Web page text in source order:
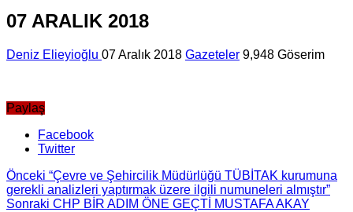
07 ARALIK 2018
Deniz Elieyioğlu 07 Aralık 2018 Gazeteler 9,948 Göserim
Paylaş
Facebook
Twitter
Önceki “Çevre ve Şehircilik Müdürlüğü TÜBİTAK kurumuna
gerekli analizleri yaptırmak üzere ilgili numuneleri almıştır”
Sonraki CHP BİR ADIM ÖNE GEÇTİ MUSTAFA AKAY